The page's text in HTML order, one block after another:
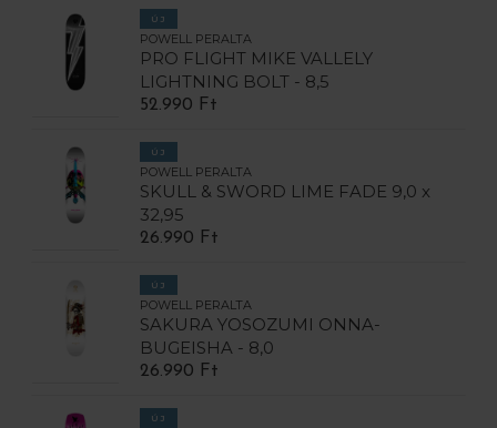
ÚJ
POWELL PERALTA
PRO FLIGHT MIKE VALLELY
LIGHTNING BOLT - 8,5
52.990 Ft
ÚJ
POWELL PERALTA
SKULL & SWORD LIME FADE 9,0 x
32,95
26.990 Ft
ÚJ
POWELL PERALTA
SAKURA YOSOZUMI ONNA-
BUGEISHA - 8,0
26.990 Ft
ÚJ